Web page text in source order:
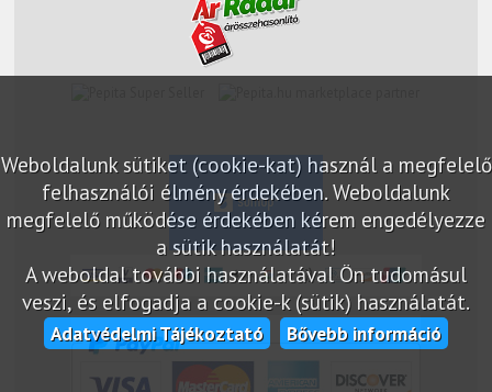
Weboldalunk sütiket (cookie-kat) használ a megfelelő
felhasználói élmény érdekében. Weboldalunk
megfelelő működése érdekében kérem engedélyezze
a sütik használatát!
A weboldal további használatával Ön tudomásul
veszi, és elfogadja a cookie-k (sütik) használatát.
Adatvédelmi Tájékoztató Bővebb információ